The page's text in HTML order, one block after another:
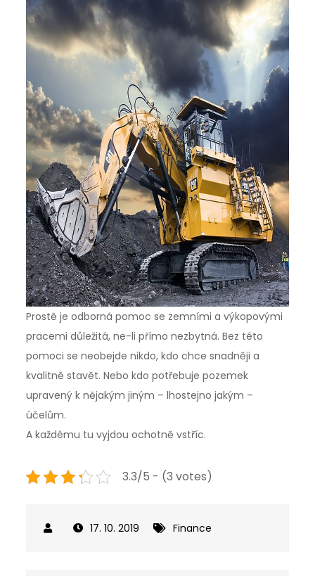
Prostě je odborná pomoc se zemními a výkopovými
pracemi důležitá, ne-li přímo nezbytná. Bez této
pomoci se neobejde nikdo, kdo chce snadněji a
kvalitně stavět. Nebo kdo potřebuje pozemek
upravený k nějakým jiným – lhostejno jakým –
účelům.
A každému tu vyjdou ochotně vstříc.
3.3/5 - (3 votes)
17. 10. 2019 Finance